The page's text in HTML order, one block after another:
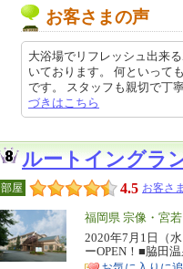
お客さまの声
大浴場でリフレッシュ出来
いております。 何といって
です。 スタッフも親切で
づきはこちら
ルートイングラ
部屋 4.5 お客さ
エ
リ
ア
福岡県 宗像・宮
特
徴
2020年7月1日（
ーOPEN！■脇田